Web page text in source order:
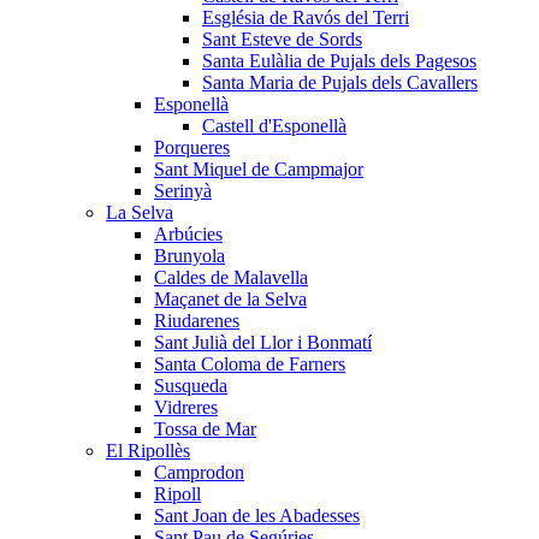
Església de Ravós del Terri
Sant Esteve de Sords
Santa Eulàlia de Pujals dels Pagesos
Santa Maria de Pujals dels Cavallers
Esponellà
Castell d'Esponellà
Porqueres
Sant Miquel de Campmajor
Serinyà
La Selva
Arbúcies
Brunyola
Caldes de Malavella
Maçanet de la Selva
Riudarenes
Sant Julià del Llor i Bonmatí
Santa Coloma de Farners
Susqueda
Vidreres
Tossa de Mar
El Ripollès
Camprodon
Ripoll
Sant Joan de les Abadesses